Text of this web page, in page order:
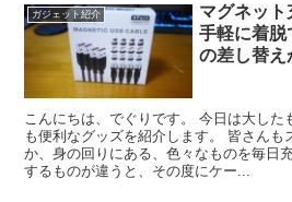
ガジェット紹介
マグネット
手軽に着脱
の差し替え
こんにちは、でぐりです。 今日は大した
も便利なグッズを紹介します。 皆さんも
か、身の回りにある、色々なものを毎日
するものが違うと、その度にケー...